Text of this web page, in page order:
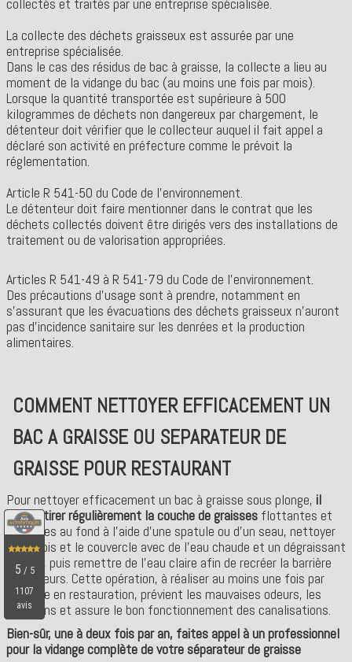
La collecte des déchets graisseux est assurée par une
entreprise spécialisée.
Dans le cas des résidus de bac à graisse, la collecte a lieu au
moment de la vidange du bac (au moins une fois par mois).
Lorsque la quantité transportée est supérieure à 500
kilogrammes de déchets non dangereux par chargement, le
détenteur doit vérifier que le collecteur auquel il fait appel a
déclaré son activité en préfecture comme le prévoit la
réglementation.
Article R 541-50 du Code de l'environnement.
Le détenteur doit faire mentionner dans le contrat que les
déchets collectés doivent être dirigés vers des installations de
traitement ou de valorisation appropriées.
Articles R 541-49 à R 541-79 du Code de l'environnement.
Des précautions d'usage sont à prendre, notamment en
s'assurant que les évacuations des déchets graisseux n'auront
pas d'incidence sanitaire sur les denrées et la production
alimentaires.
COMMENT NETTOYER EFFICACEMENT UN
BAC A GRAISSE OU SEPARATEUR DE
GRAISSE POUR RESTAURANT
Pour nettoyer efficacement un bac à graisse sous plonge, il
faut retirer régulièrement la couche de graisses flottantes et
les boues au fond à l’aide d’une spatule ou d’un seau, nettoyer
les parois et le couvercle avec de l’eau chaude et un dégraissant
adapté, puis remettre de l’eau claire afin de recréer la barrière
anti-odeurs. Cette opération, à réaliser au moins une fois par
semaine en restauration, prévient les mauvaises odeurs, les
bouchons et assure le bon fonctionnement des canalisations.
Bien-sûr, une à deux fois par an, faites appel à un professionnel
pour la vidange complète de votre séparateur de graisse